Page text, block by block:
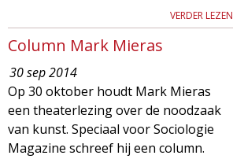
e
VERDER LEZEN
Column Mark Mieras
30 sep 2014
Op 30 oktober houdt Mark Mieras
een theaterlezing over de noodzaak
van kunst. Speciaal voor Sociologie
Magazine schreef hij een column.